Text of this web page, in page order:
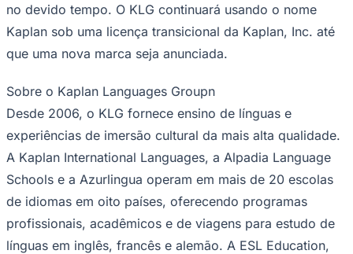
Guia Comercial
Selo Verificado
Agenda de Vestibulares
Concursos
Panorama Econômico
Panorama Econômico
Para Sua Empresa
Verificar EmpresaNovo
Anunciar VagasNovo
Publicidade Legal
no devido tempo. O KLG continuará usando o nome
Kaplan sob uma licença transicional da Kaplan, Inc. até
que uma nova marca seja anunciada.
Sobre o Kaplan Languages Groupn
Desde 2006, o KLG fornece ensino de línguas e
experiências de imersão cultural da mais alta qualidade.
A Kaplan International Languages, a Alpadia Language
Schools e a Azurlingua operam em mais de 20 escolas
de idiomas em oito países, oferecendo programas
profissionais, acadêmicos e de viagens para estudo de
línguas em inglês, francês e alemão. A ESL Education,